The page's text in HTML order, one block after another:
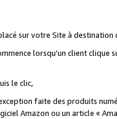
sur votre Site à destination
lorsqu'un client
le clic,
faite des produits
Amazon ou un article «